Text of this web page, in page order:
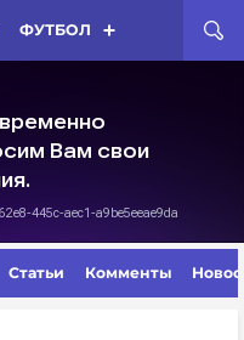
ФУТБОЛ
Статьи Комменты